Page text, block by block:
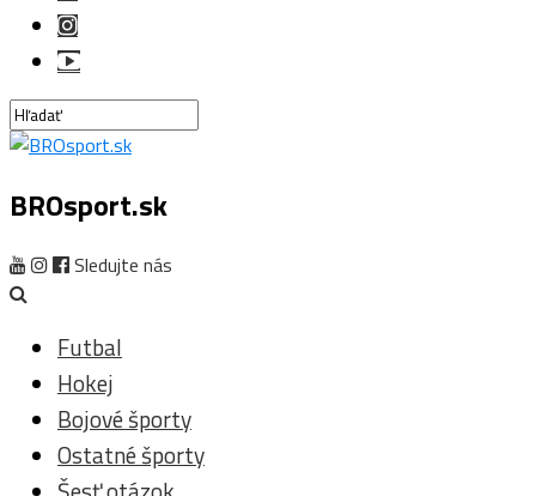
BROsport.sk
Sledujte nás
Futbal
Hokej
Bojové športy
Ostatné športy